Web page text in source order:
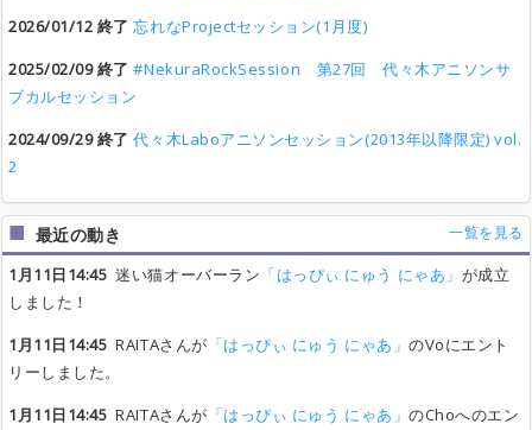
2026/01/12 終了 忘れなProjectセッション(1月度)
2025/02/09 終了 #NekuraRockSession 第27回 代々木アニソンサ
ブカルセッション
2024/09/29 終了 代々木Laboアニソンセッション(2013年以降限定) vol.
2
最近の動き 一覧を見る
1月11日14:45 迷い猫オーバーラン 「はっぴぃ にゅう にゃあ」 が成立
しました！
1月11日14:45 RAITAさんが 「はっぴぃ にゅう にゃあ」のVoにエント
リーしました。
1月11日14:45 RAITAさんが 「はっぴぃ にゅう にゃあ」のChoへのエン